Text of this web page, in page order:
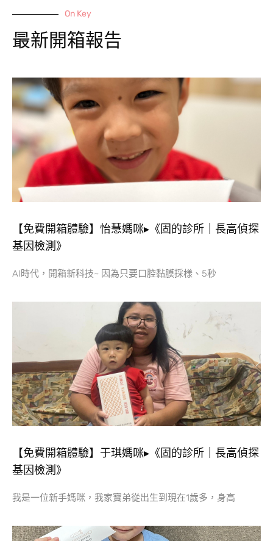
On Key
最新開箱報告
【免費開箱體驗】怡慧媽咪▸《固的診所｜長高偵探
基因檢測》
AI時代，開箱新科技~ 因為只要口腔黏膜採樣、5秒
【免費開箱體驗】于琪媽咪▸《固的診所｜長高偵探
基因檢測》
我是一位新手媽咪，我家寶弟從出生到現在1歲多，身高